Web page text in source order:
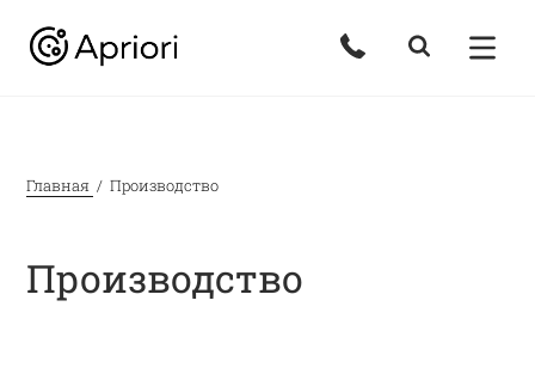
Главная Производство
Производство